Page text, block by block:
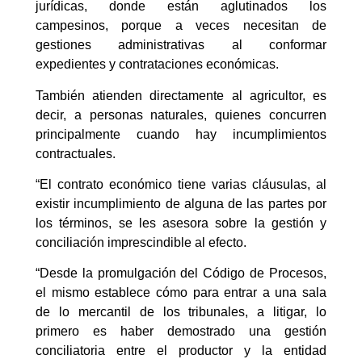
jurídicas, donde están aglutinados los
campesinos, porque a veces necesitan de
gestiones administrativas al conformar
expedientes y contrataciones económicas.
También atienden directamente al agricultor, es
decir, a personas naturales, quienes concurren
principalmente cuando hay incumplimientos
contractuales.
“El contrato económico tiene varias cláusulas, al
existir incumplimiento de alguna de las partes por
los términos, se les asesora sobre la gestión y
conciliación imprescindible al efecto.
“Desde la promulgación del Código de Procesos,
el mismo establece cómo para entrar a una sala
de lo mercantil de los tribunales, a litigar, lo
primero es haber demostrado una gestión
conciliatoria entre el productor y la entidad